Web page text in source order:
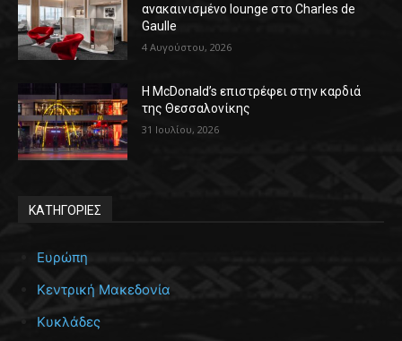
ανακαινισμένο lounge στο Charles de
Gaulle
4 Αυγούστου, 2026
Η McDonald’s επιστρέφει στην καρδιά
της Θεσσαλονίκης
31 Ιουλίου, 2026
ΚΑΤΗΓΟΡΙΕΣ
Ευρώπη
Κεντρική Μακεδονία
Κυκλάδες